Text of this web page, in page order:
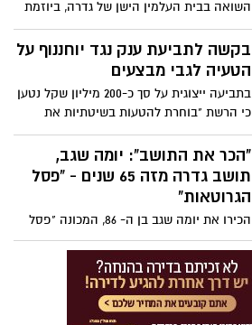
השואה בבית העלמין הישן של גדרה, ביוזמת
הנהלת בית העלמין והמועצה. האנדרטה
מעלה על נס את אלו שנרצחו על ידי הנאצים
ועוזריהם, ולא זכו לקבורה בישראל
בקשה לתביעת ענק נגד יוחננוף על
הטעיה לגבי מבצעים
בתביעה ייצוגית על סך כ-200 מיליון שקל נטען
כי הרשת "בוחרת להטעות בשיטתיות את
לקוחותיה בכך שמציגה בשילוט על המדפים
מחירי 'מבצע' על מגוון מוצרים, בעוד שבקופה
גובה תשלום גבוה יותר". יוחננוף: "כאשר נקבל
את התביעה נתייחס אליה במסגרת ההליך"
"הכר את התושב": יומה שגב,
תושב גדרה מזה 65 שנים - "פסל
הגרוטאות"
הכירו את יומה שגב בן ה- 86, המכונה "פסל
הגרוטאות". את חצר ביתו שהפך ברבות הזמן
למוזיאון, מעטרים פסלים שיצר במו ידיו
מגרוטאות וחומרים שאסף. הצצה למקום
ייחודי, ממש מתחת לאף, המחייב ביקור
משפחתי. צפו בתמונות ובסרטונים בסוף